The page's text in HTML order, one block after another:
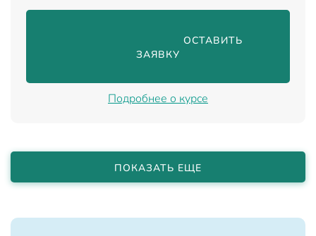
                                ОСТАВИТЬ
ЗАЯВКУ
Подробнее о курсе
ПОКАЗАТЬ ЕЩЕ